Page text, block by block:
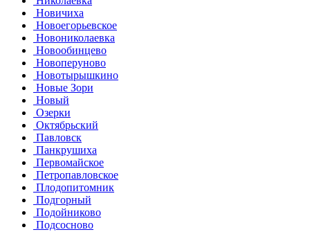
Новичиха
Новоегорьевское
Новониколаевка
Новообинцево
Новоперуново
Новотырышкино
Новые Зори
Новый
Озерки
Октябрьский
Павловск
Панкрушиха
Первомайское
Петропавловское
Плодопитомник
Подгорный
Подойниково
Подсосново